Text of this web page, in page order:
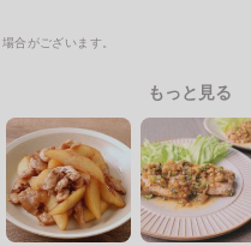
合がございます。
もっと見る